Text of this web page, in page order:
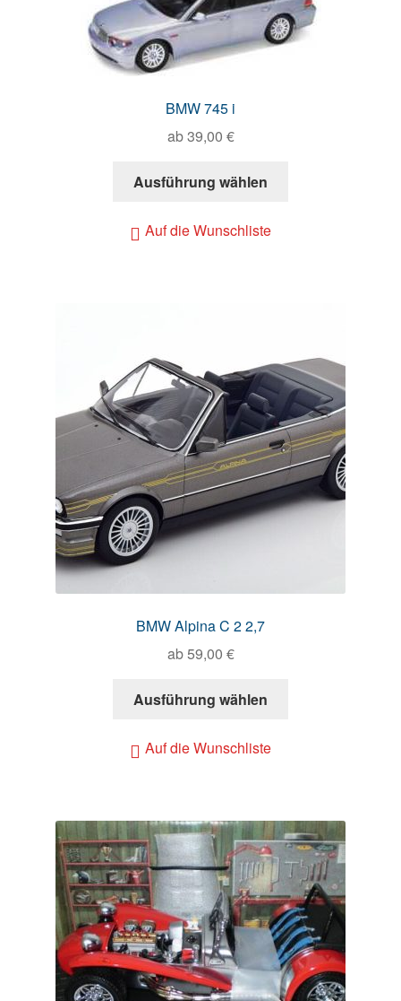
BMW 745 i
ab39,00 €
Ausführung wählen
Auf die Wunschliste
BMW Alpina C 2 2,7
ab59,00 €
Ausführung wählen
Auf die Wunschliste